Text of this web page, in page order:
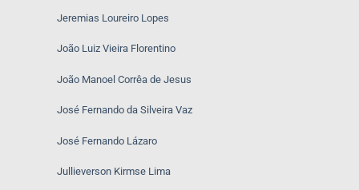
Jeremias Loureiro Lopes
João Luiz Vieira Florentino
João Manoel Corrêa de Jesus
José Fernando da Silveira Vaz
José Fernando Lázaro
Jullieverson Kirmse Lima